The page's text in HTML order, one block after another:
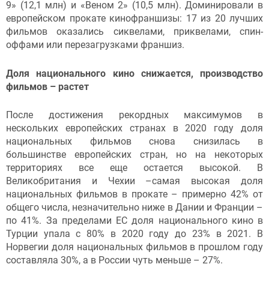
9» (12,1 млн) и «Веном 2» (10,5 млн). Доминировали в
европейском прокате кинофраншизы: 17 из 20 лучших
фильмов оказались сиквелами, приквелами, спин-
оффами или перезагрузками франшиз.
Доля национального кино снижается, производство
фильмов – растет
После достижения рекордных максимумов в
нескольких европейских странах в 2020 году доля
национальных фильмов снова снизилась в
большинстве европейских стран, но на некоторых
территориях все еще остается высокой. В
Великобритания и Чехии –самая высокая доля
национальных фильмов в прокате – примерно 42% от
общего числа, незначительно ниже в Дании и Франции –
по 41%. За пределами ЕС доля национального кино в
Турции упала с 80% в 2020 году до 23% в 2021. В
Норвегии доля национальных фильмов в прошлом году
составляла 30%, а в России чуть меньше – 27%.